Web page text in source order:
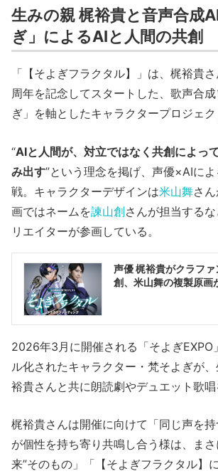
生みの親 梶裕貴と音声合成
ぎ」によるAIと人間の共創
「【そよぎフラクタル】」は、梶裕貴
周年を記念してスタートした、歌声合
ぎ」を軸としたキャラクタープロジェク
“AIと人間が、対立ではなく共創によっ
み出す”という理念を掲げ、声優×AIに
戦。キャラクターデザインは米山舞さ
画ではネームを諫山創さんが担当する
リエイターが参画している。
声優 梶裕貴がクラフ
創、米山舞の複製原画
2026年3月に開催される「そよぎEXPO
ル化されたキャラクター・梵そよぎが
裕貴さんと共に朗読劇やデュエット歌唱
梶裕貴さんは開催に向けて「同じ声を
が個性を持ち寄り共鳴し合う様は、ま
来”そのもの」「【そよぎフラクタル】